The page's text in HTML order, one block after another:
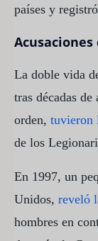
países y
La doble vida
tras décadas
orden, tuvieron
de los
En 1997, un
Unidos, reveló
hombres en